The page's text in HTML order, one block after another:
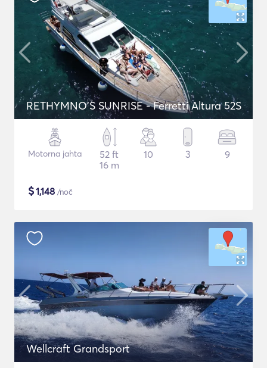
RETHYMNO'S SUNRISE - Ferretti Altura 52S
Motorna jahta
52 ft
16 m
10 3 9
$1,148 /noč
Wellcraft Grandsport